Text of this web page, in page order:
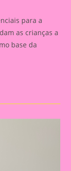
para a
as crianças a
base da